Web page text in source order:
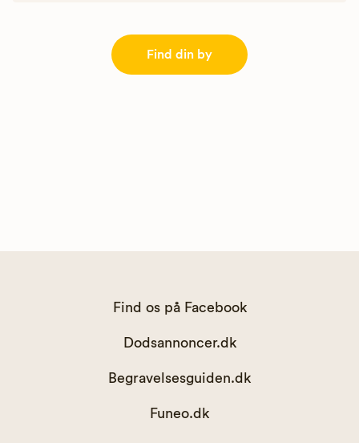
Find din by
Find os på Facebook
Dodsannoncer.dk
Begravelsesguiden.dk
Funeo.dk